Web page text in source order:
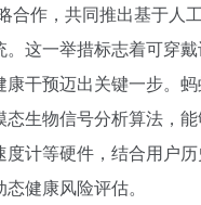
合作，共同推出基于人
。这一举措标志着可穿
康干预迈出关键一步。
态生物信号分析算法，
度计等硬件，结合用户
健康风险评估。